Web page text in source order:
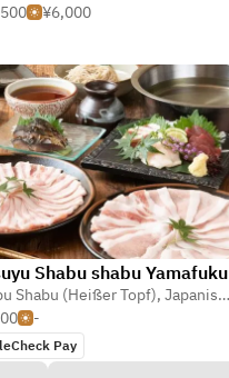
¥6,000
Shabu shabu Yamafuku
Shabu (Heißer Topf), Japanisch
-
Pay